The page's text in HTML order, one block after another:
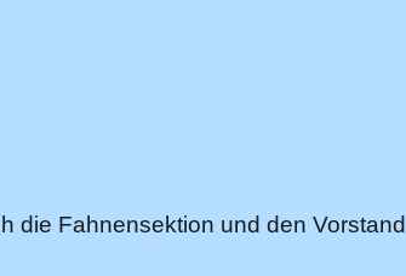
die Fahnensektion und den Vorstand